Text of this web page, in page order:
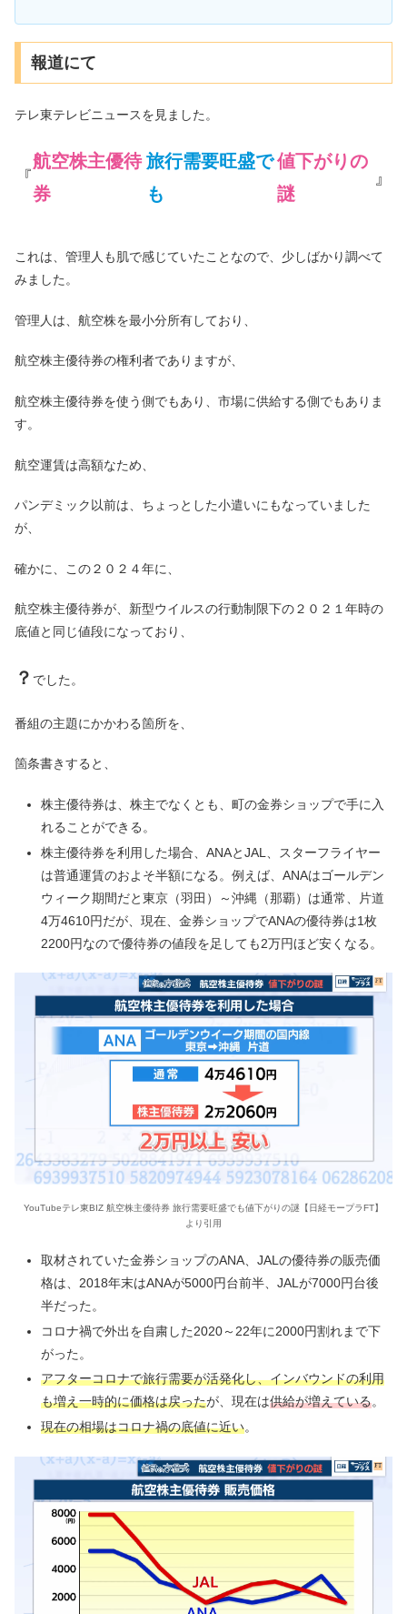
報道にて
テレ東テレビニュースを見ました。
『
航空株主優待
券
旅行需要旺盛で
も
値下がりの
謎
』
これは、管理人も肌で感じていたことなので、少しばかり調べて
みました。
管理人は、航空株を最小分所有しており、
航空株主優待券の権利者でありますが、
航空株主優待券を使う側でもあり、市場に供給する側でもありま
す。
航空運賃は高額なため、
パンデミック以前は、ちょっとした小遣いにもなっていました
が、
確かに、この２０２４年に、
航空株主優待券が、新型ウイルスの行動制限下の２０２１年時の
底値と同じ値段になっており、
？ でした。
番組の主題にかかわる箇所を、
箇条書きすると、
株主優待券は、株主でなくとも、町の金券ショップで手に入
れることができる。
株主優待券を利用した場合、ANAとJAL、スターフライヤー
は普通運賃のおよそ半額になる。例えば、ANAはゴールデン
ウィーク期間だと東京（羽田）～沖縄（那覇）は通常、片道
4万4610円だが、現在、金券ショップでANAの優待券は1枚
2200円なので優待券の値段を足しても2万円ほど安くなる。
YouTubeテレ東BIZ 航空株主優待券 旅行需要旺盛でも値下がりの謎【日経モープラFT】
より引用
取材されていた金券ショップのANA、JALの優待券の販売価
格は、2018年末はANAが5000円台前半、JALが7000円台後
半だった。
コロナ禍で外出を自粛した2020～22年に2000円割れまで下
がった。
アフターコロナで旅行需要が活発化し、インバウンドの利用
も増え一時的に価格は戻ったが、現在は供給が増えている。
現在の相場はコロナ禍の底値に近い。